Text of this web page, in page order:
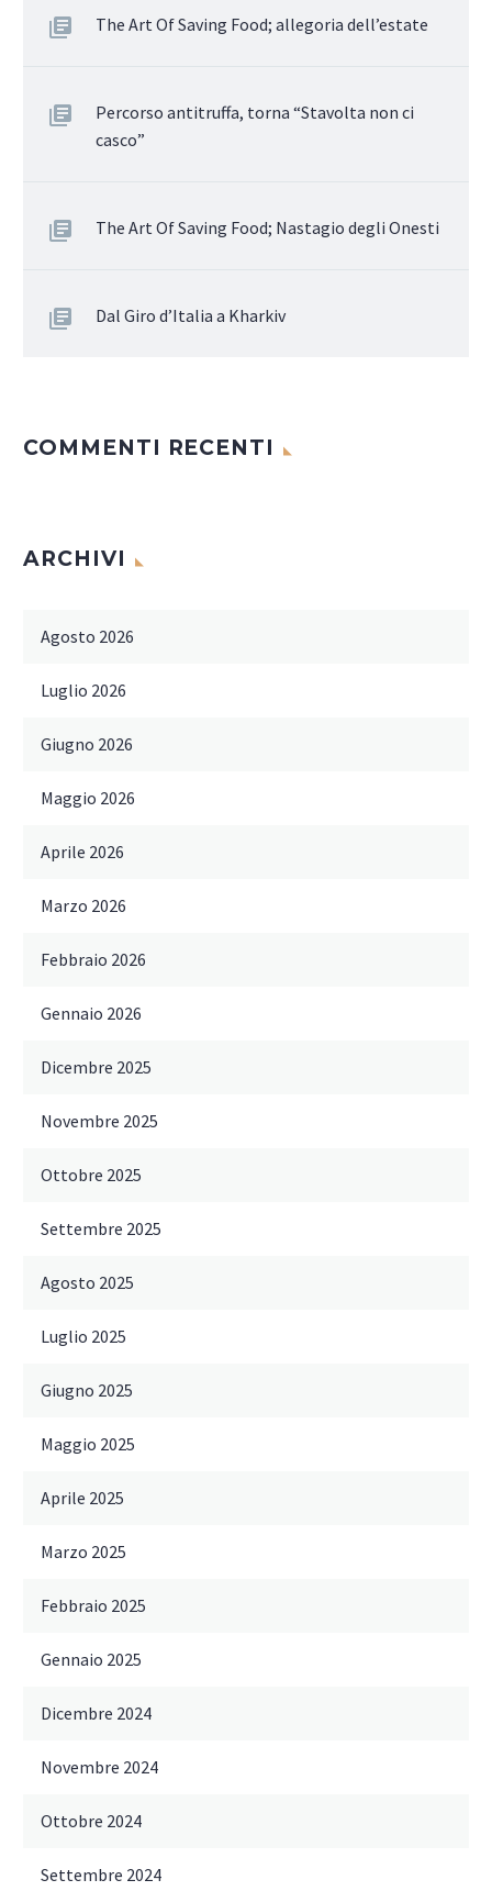
The Art Of Saving Food; allegoria dell’estate
Percorso antitruffa, torna “Stavolta non ci
casco”
The Art Of Saving Food; Nastagio degli Onesti
Dal Giro d’Italia a Kharkiv
COMMENTI RECENTI
ARCHIVI
Agosto 2026
Luglio 2026
Giugno 2026
Maggio 2026
Aprile 2026
Marzo 2026
Febbraio 2026
Gennaio 2026
Dicembre 2025
Novembre 2025
Ottobre 2025
Settembre 2025
Agosto 2025
Luglio 2025
Giugno 2025
Maggio 2025
Aprile 2025
Marzo 2025
Febbraio 2025
Gennaio 2025
Dicembre 2024
Novembre 2024
Ottobre 2024
Settembre 2024